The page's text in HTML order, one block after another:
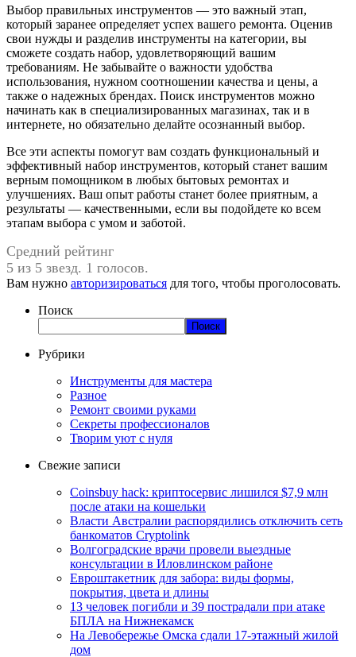
Выбор правильных инструментов — это важный этап,
который заранее определяет успех вашего ремонта. Оценив
свои нужды и разделив инструменты на категории, вы
сможете создать набор, удовлетворяющий вашим
требованиям. Не забывайте о важности удобства
использования, нужном соотношении качества и цены, а
также о надежных брендах. Поиск инструментов можно
начинать как в специализированных магазинах, так и в
интернете, но обязательно делайте осознанный выбор.
Все эти аспекты помогут вам создать функциональный и
эффективный набор инструментов, который станет вашим
верным помощником в любых бытовых ремонтах и
улучшениях. Ваш опыт работы станет более приятным, а
результаты — качественными, если вы подойдете ко всем
этапам выбора с умом и заботой.
Средний рейтинг
5 из 5 звезд. 1 голосов.
Вам нужно авторизироваться для того, чтобы проголосовать.
Поиск
Поиск
Рубрики
Инструменты для мастера
Разное
Ремонт своими руками
Секреты профессионалов
Творим уют с нуля
Свежие записи
Coinsbuy hack: криптосервис лишился $7,9 млн
после атаки на кошельки
Власти Австралии распорядились отключить сеть
банкоматов Cryptolink
Волгоградские врачи провели выездные
консультации в Иловлинском районе
Евроштакетник для забора: виды формы,
покрытия, цвета и длины
13 человек погибли и 39 пострадали при атаке
БПЛА на Нижнекамск
На Левобережье Омска сдали 17-этажный жилой
дом